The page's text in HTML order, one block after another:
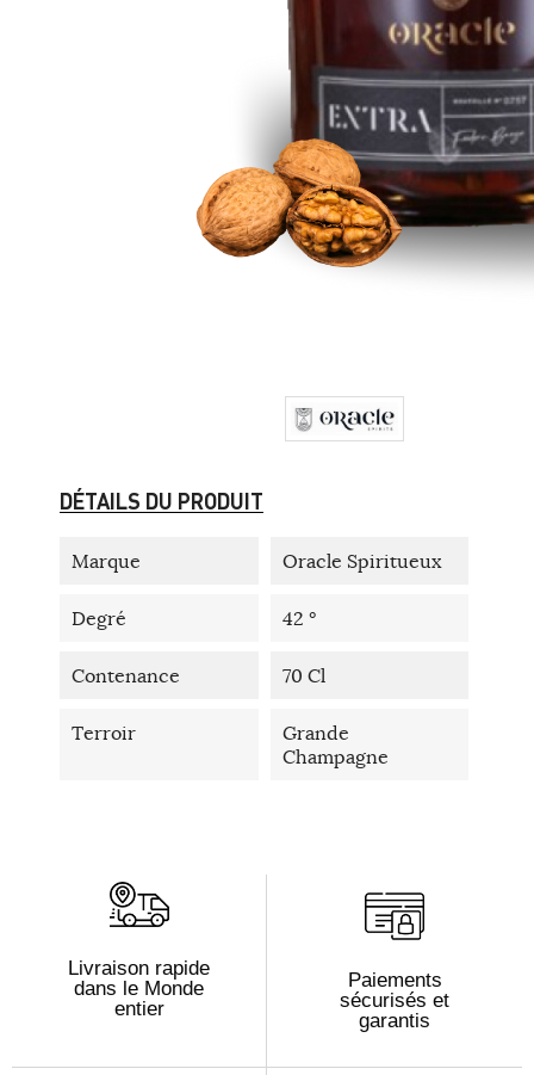
DÉTAILS DU PRODUIT
Marque Oracle Spiritueux
Degré 42 °
Contenance 70 Cl
Terroir
Grande
Champagne
Livraison rapide
dans le Monde
entier
Paiements
sécurisés et
garantis